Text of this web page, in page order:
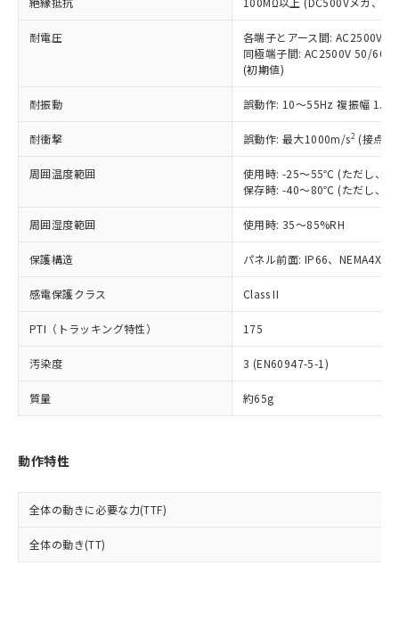
耐電圧
各端子とアース間: AC2500V
同極端子間: AC2500V 50/
(初期値)
耐振動 誤動作: 10～55Hz 複振幅
耐衝撃 誤動作: 最大1000m/s2 (接点
周囲温度範囲
使用時: -25～55℃ (ただし、氷
保存時: -40～80℃ (ただし、氷
周囲湿度範囲 使用時: 35～85%RH
保護構造 パネル前面: IP66、NEMA4X,
感電保護クラス Class II
PTI（トラッキング特性） 175
汚染度 3 (EN60947-5-1)
質量 約65g
動作特性
全体の動きに必要な力(TTF)
全体の動き(TT)
ことをご了承ください。
在庫状況および標準価格照会結果は、
記載している更新日時点での社内デー
タに基づき作成されるものであり、閲
覧された時点での実際の在庫および標
準価格とは異なる場合があることをご
正式な納期状況および標準価格はお客
様のお取引先、またはお客様担当のオ
ムロン制御機器販売店・当社販売員に
オムロン制御機器販売店や当社販売拠
販売ネットワーク
」をご確認
在庫状況および標準価格結果を当社の
事前の承諾なく第三者に漏洩または開
示しないようお願いします。
マイパーツ機能（部品リスト作成サー
メンバーズにご登録されている必要が
お客様が当ウェブサイト上で当社にご
をご了承ください。
※当社の共同利用者とは、
の共同利用に関して"
用者の範囲」に記載されている法人を
いたものが、含有品と判明した場合などや
むを得ず変更することがあります。
鉛(Pb) 1000ppm以下、 水銀(Hg) 1000ppm以下、 カド
六価クロム(Cr(Ⅵ)) 1000ppm以下、ポリ臭化ビフェニル
ル) (DEHP)(別名：DOP) 1000ppm以下、フタル酸ブチ
ルベンジル（BBP） 1000ppm以下、フタル酸ジブチル
（DBP） 1000ppm以下、フタル酸ジイソブチル
(DIBP) 1000ppm以下
但し、RoHS指令で産業用監視および制御機器に対する
フタル酸エステル類の４物質については閾値を超える意
※2 対応予定月
部品在庫の切り替え状況などにより、予定
月が前後することがあります。
※3 非含有証明書ダウンロード
EU RoHS指令（10物質）の非含有証明書
※本証明書は発行日時点で非含有を証明す
基準値を超えていることを示します。
「－」：未確認です。当社販売部門へお問
*中国RoHS10物質の基準値 (GB/T26572)：
Cr(Ⅵ)(六価クロム) : 1000ppm、 PBBs(ポリ臭化ビフェ
ニル類) : 1000ppm、 PBDEs(ポリ臭化ジフェニルエーテ
DBP(フタル酸ジブチル) : 1000ppm、 DIBP(フタル酸ジ
イソブチル) : 1000ppm、 BBP(フタル酸ブチルベンジ
DEHP(フタル酸ビス(2-エチルヘキシル)) : 1000ppm
※2 環境保護使用期限
「ｅ」：有害物質（10物質）のすべてが基
準値以下であることを示します。
「10」：通常の使用状況下において有害物
質が外部に漏えいし、環境に深刻な影響を
及ぼさない年数を意味します。
「－」：未確認です。当社販売部門へお問
当社は、これら貴社製品のうち、外国
為替および外国貿易法に定める商品
（以下｢規制貨物等」という）を輸出
または国外への提供する場合は、日本
国政府の輸出許可(または役務取引許
可)を取得するなどの必要な手続きを
当社は規制貨物を破棄する場合は、完
全に破砕するなど、違法に輸出されな
いよう必要な手段を講じます。
当社は貴社製品を、核兵器、ミサイ
ル、化学兵器、生物兵器またはその他
武器並びにこれらの製造装置等に一切
当社は、貴社製品を第三者に販売する
場合は、上記1、2および3の内容を当
該第三者に通知します。また当社は、
販売先および販売に係わる関係者が違
法に輸出するおそれがある場合は、取
り引きをいたしません。
一定数以上の在庫あり
△ 一定数には満たないが在庫あり
－
在庫なし(最新の在庫状況につ
いては、お客様のお取引先、ま
たはお客様担当のオムロン制御
機器販売店・当社販売員にご確
空
受注生産機種、また在庫状況の
情報を公開していない機種